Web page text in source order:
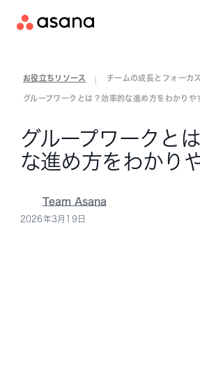
セールスチームに問い合
お役立ちリソース チームの成長とフォーカス
グループワークとは？効率的な進め方をわかりや
グループワークと
な進め方をわかり
Team Asana
2026年3月19日